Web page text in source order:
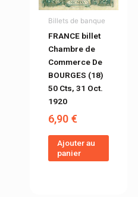
Billets de banque
FRANCE billet
Chambre de
Commerce De
BOURGES (18)
50 Cts, 31 Oct.
1920
6,90€
Ajouter au
panier